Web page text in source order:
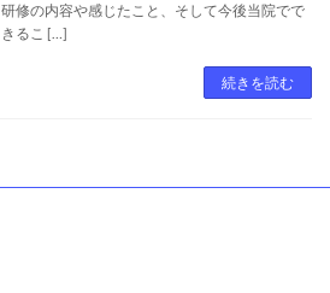
研修の内容や感じたこと、そして今後当院でで
きるこ […]
続きを読む